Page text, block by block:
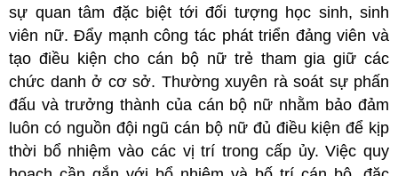
sự quan tâm đặc biệt tới đối tượng học sinh, sinh
viên nữ. Đẩy mạnh công tác phát triển đảng viên và
tạo điều kiện cho cán bộ nữ trẻ tham gia giữ các
chức danh ở cơ sở. Thường xuyên rà soát sự phấn
đấu và trưởng thành của cán bộ nữ nhằm bảo đảm
luôn có nguồn đội ngũ cán bộ nữ đủ điều kiện để kịp
thời bổ nhiệm vào các vị trí trong cấp ủy. Việc quy